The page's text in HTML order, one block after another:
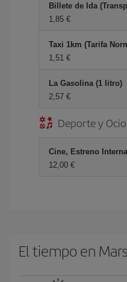
Billete de Ida
1,85 €
Taxi 1km (Tarifa
1,51 €
La Gasolina (1 litro)
2,57 €
Deporte y Ocio
Cine, Estreno
12,00 €
El tiempo en